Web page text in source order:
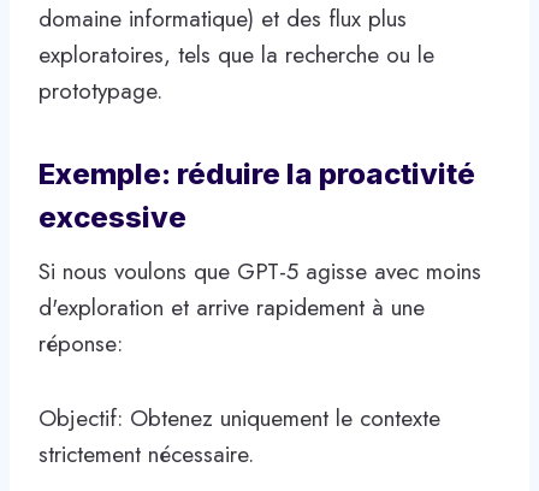
domaine informatique) et des flux plus
exploratoires, tels que la recherche ou le
prototypage.
Exemple: réduire la proactivité
excessive
Si nous voulons que GPT-5 agisse avec moins
d'exploration et arrive rapidement à une
réponse:
Objectif: Obtenez uniquement le contexte
strictement nécessaire.